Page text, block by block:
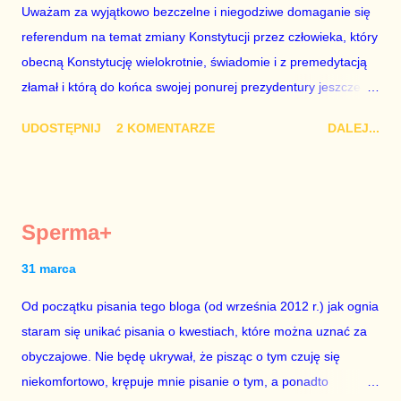
z roku 1951, czyli czasów stalinizmu. To pewnie dlatego, że nie
chciało mu przejść przez gardło pochwalenie gospodarczej
sytuacji naszego kraju z lat 2007-2015. Bardzo to małe i
smutne – niegodne premiera polskiego rządu. Generalnie, M...
Uważam za wyjątkowo bezczelne i niegodziwe domaganie się
referendum na temat zmiany Konstytucji przez człowieka, który
obecną Konstytucję wielokrotnie, świadomie i z premedytacją
złamał i którą do końca swojej ponurej prezydentury jeszcze
trwało pół roku, lokal do głosowania znajdował się w
mojej zgody. Prezydent Andrzej Duda zapowiedział, że złoży do
Senatu wniosek o dwudniowe referendum, które miałoby odbyć
nie chce – ani partia rządząca, ani partie opozycyjne. Jeśli w
siedzibie PiS zapadnie decyzja, aby głosować zgodnie z wolą
Dudy, obowiązkiem każdego przyzwoitego człowieka i
szanującego podstawowe reguły demokraty jest takie
UDOSTĘPNIJ 2 KOMENTARZE DALEJ...
Sperma+
31 marca
Od początku pisania tego bloga (od września 2012 r.) jak ognia
staram się unikać pisania o kwestiach, które można uznać za
obyczajowe. Nie będę ukrywał, że pisząc o tym czuję się
niekomfortowo, krępuje mnie pisanie o tym, a ponadto